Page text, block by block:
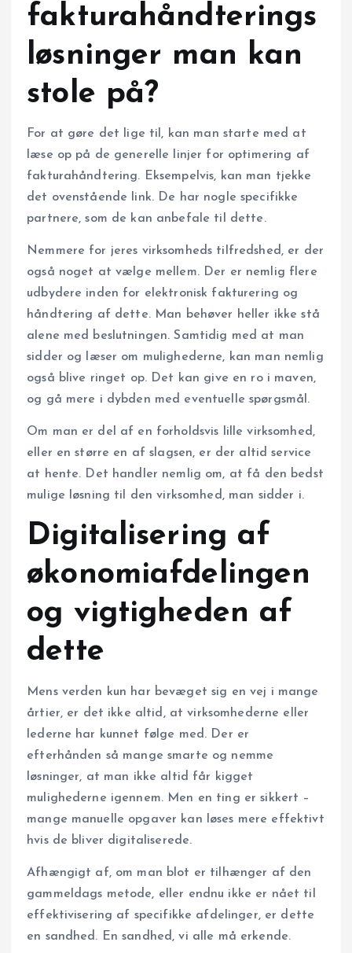
fakturahåndterings
løsninger man kan
stole på?
For at gøre det lige til, kan man starte med at
læse op på de generelle linjer for optimering af
fakturahåndtering. Eksempelvis, kan man tjekke
det ovenstående link. De har nogle specifikke
partnere, som de kan anbefale til dette.
Nemmere for jeres virksomheds tilfredshed, er der
også noget at vælge mellem. Der er nemlig flere
udbydere inden for elektronisk fakturering og
håndtering af dette. Man behøver heller ikke stå
alene med beslutningen. Samtidig med at man
sidder og læser om mulighederne, kan man nemlig
også blive ringet op. Det kan give en ro i maven,
og gå mere i dybden med eventuelle spørgsmål.
Om man er del af en forholdsvis lille virksomhed,
eller en større en af slagsen, er der altid service
at hente. Det handler nemlig om, at få den bedst
mulige løsning til den virksomhed, man sidder i.
Digitalisering af
økonomiafdelingen
og vigtigheden af
dette
Mens verden kun har bevæget sig en vej i mange
årtier, er det ikke altid, at virksomhederne eller
lederne har kunnet følge med. Der er
efterhånden så mange smarte og nemme
løsninger, at man ikke altid får kigget
mulighederne igennem. Men en ting er sikkert –
mange manuelle opgaver kan løses mere effektivt
hvis de bliver digitaliserede.
Afhængigt af, om man blot er tilhænger af den
gammeldags metode, eller endnu ikke er nået til
effektivisering af specifikke afdelinger, er dette
en sandhed. En sandhed, vi alle må erkende.